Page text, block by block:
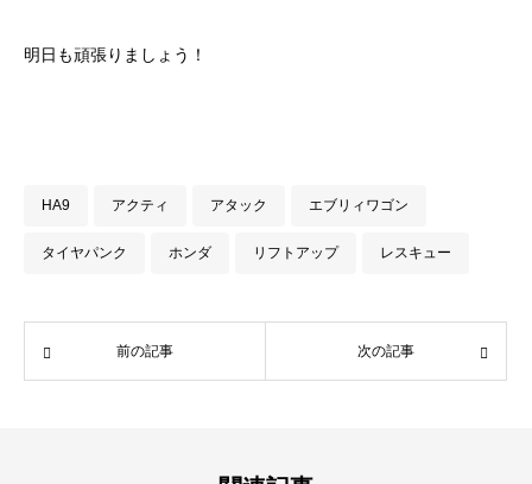
明日も頑張りましょう！
HA9 アクティ アタック エブリィワゴン
タイヤパンク ホンダ リフトアップ レスキュー
前の記事 次の記事